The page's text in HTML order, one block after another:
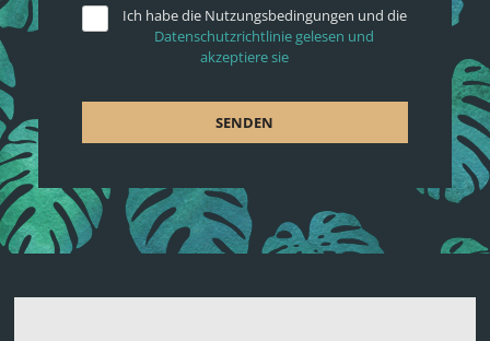
Ich habe die Nutzungsbedingungen und die
Datenschutzrichtlinie gelesen und
akzeptiere sie